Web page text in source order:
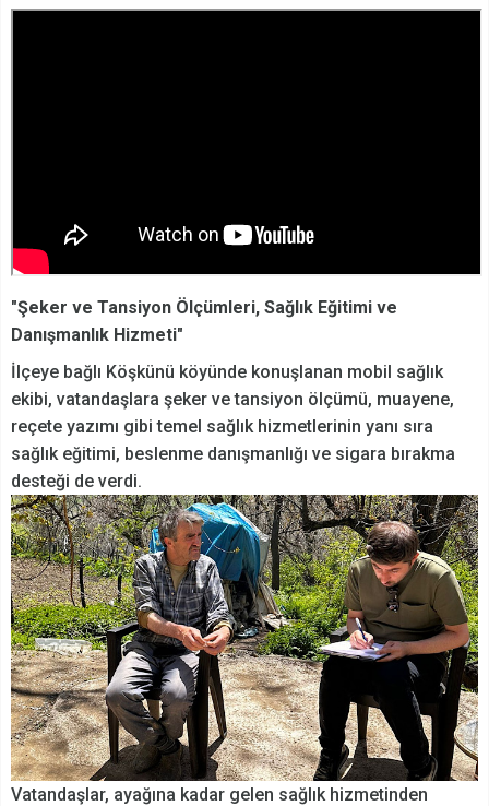
"Şeker ve Tansiyon Ölçümleri, Sağlık Eğitimi ve
Danışmanlık Hizmeti"
İlçeye bağlı Köşkünü köyünde konuşlanan mobil sağlık
ekibi, vatandaşlara şeker ve tansiyon ölçümü, muayene,
reçete yazımı gibi temel sağlık hizmetlerinin yanı sıra
sağlık eğitimi, beslenme danışmanlığı ve sigara bırakma
desteği de verdi.
Vatandaşlar, ayağına kadar gelen sağlık hizmetinden